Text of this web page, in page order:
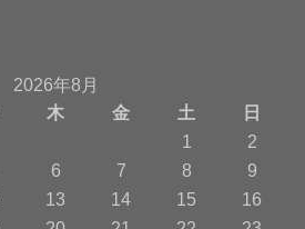
2026年8月
木 金 土
日
1
2
6 7 8
9
13 14 15
16